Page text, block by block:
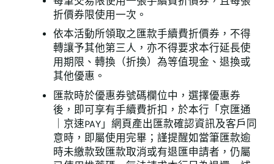
折價券限使用一次。
依本活動所領取之匯款手續費折價券，不得
轉讓予其他第三人，亦不得要求本行延長使
用期限、轉換（折換）為等值現金、退換或
其他優惠。
匯款時於優惠券號碼欄位中，選擇優惠券
後，即可享有手續費折扣，於本行「京匯通
｜京速PAY」網頁產出匯款確認資訊及客戶同
意時，即屬使用完畢；謹提醒如當筆匯款逾
時未繳款致匯款取消或有退匯申請者，仍屬